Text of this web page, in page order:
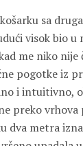
sa
visok bio u
me niko nije
pogotke iz
i intuitivno,
preko vrhova
dva metra